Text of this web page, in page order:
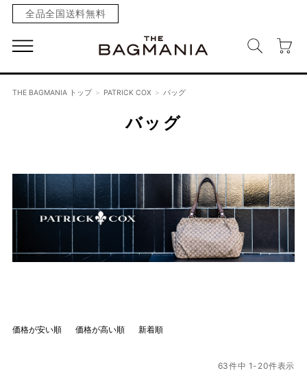
全品全国送料無料
THE BAGMANIA トップ PATRICK COX バッグ
バッグ
価格が安い順 価格が高い順 新着順
63件中 1 - 20件表示